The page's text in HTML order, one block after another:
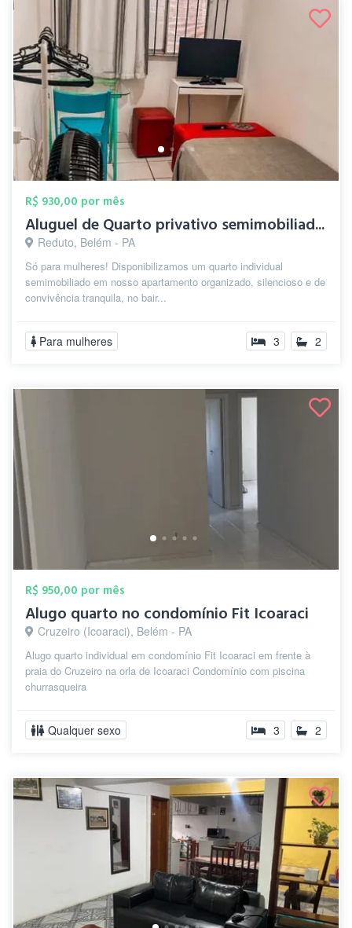
R$ 930,00 por mês
Aluguel de Quarto privativo semimobiliad...
Reduto, Belém - PA
Só para mulheres! Disponibilizamos um quarto individual
semimobiliado em nosso apartamento organizado, silencioso e de
convivência tranquila, no bair...
Para mulheres 3 2
R$ 950,00 por mês
Alugo quarto no condomínio Fit Icoaraci
Cruzeiro (Icoaraci), Belém - PA
Alugo quarto individual em condomínio Fit Icoaraci em frente à
praia do Cruzeiro na orla de Icoaraci Condomínio com piscina
churrasqueira
Qualquer sexo 3 2